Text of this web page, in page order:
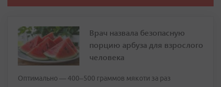
Врач назвала безопасную
порцию арбуза для взрослого
человека
Оптимально — 400–500 граммов мякоти за раз